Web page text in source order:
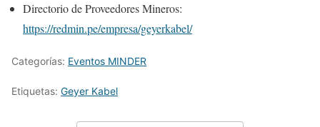
Directorio de Proveedores Mineros:
https://redmin.pe/empresa/geyerkabel/
Categorías: Eventos MINDER
Etiquetas: Geyer Kabel